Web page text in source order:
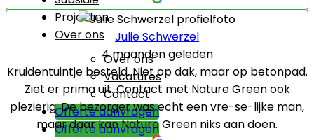
Projecten
Over ons
Over ons
Vacatures
Contact
Offerte aanvragen
Offerte aanvragen
Julie Schwerzel
4 maanden geleden
Kruidentuintje besteld. Niet op dak, maar op betonpad.
Ziet er prima uit. Contact met Nature Green ook
plezierig. De bezorger was echt een vre-se-lijke man,
maar daar kan Nature Green niks aan doen.